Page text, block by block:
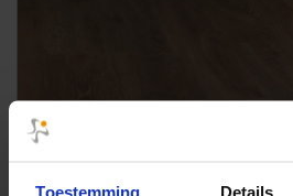
Toestemming Details